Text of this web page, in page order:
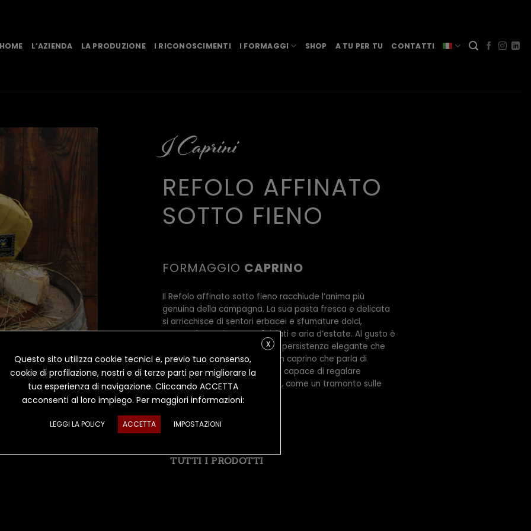
HOME L’AZIENDA LA PRODUZIONE I RICONOSCIMENTI I FORMAGGI SHOP A TU PER TU CONTATTI
REFOLO AFFINATO
SOTTO FIENO
FORMAGGIO CAPRINO
Il Refolo affinato sotto fieno racchiude l’anima più
genuina della campagna. La sua pasta fresca e delicata
si arricchisce di sentori erbacei e sfumature dolci,
evocando prati appena falciati e aria d’estate. Al gusto è
morbido, equilibrato, con una persistenza elegante che
invita al secondo assaggio. Un caprino che parla di
natura, pazienza e tradizione, capace di regalare
emozioni semplici e profonde, come un tramonto sulle
colline toscane.
TUTTI I PRODOTTI
X
Questo sito utilizza cookie tecnici e, previo tuo consenso,
cookie di profilazione, nostri e di terze parti per migliorare la
tua esperienza di navigazione. Cliccando ACCETTA
acconsenti al loro impiego. Per maggiori informazioni:
LEGGI LA POLICY ACCETTA IMPOSTAZIONI